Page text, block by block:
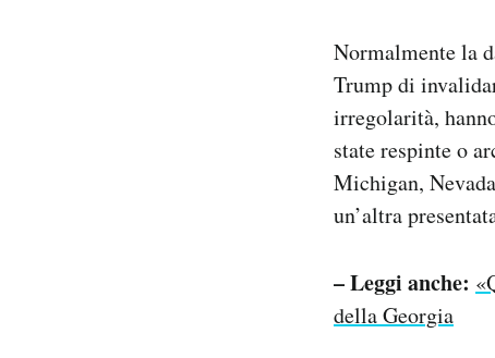
Normalmente la
Trump di
irregolarità,
state respinte o
Michigan,
un’altra
– Leggi anche:
della Georgia